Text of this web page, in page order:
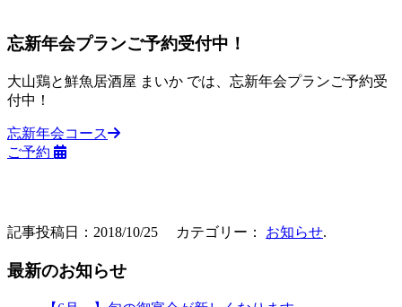
忘新年会プランご予約受付中！
大山鶏と鮮魚居酒屋 まいか では、忘新年会プランご予約受
付中！
忘新年会コース
ご予約
記事投稿日：2018/10/25 カテゴリー： お知らせ.
最新のお知らせ